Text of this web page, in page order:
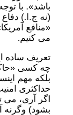
باشد». با
(نه ج.ا.) دفاع
«منافع
می کنیم.
تعریف ساده
چه کسی
بلکه مهم
حداکثری
اگر آری، می
بشود) وگرنه